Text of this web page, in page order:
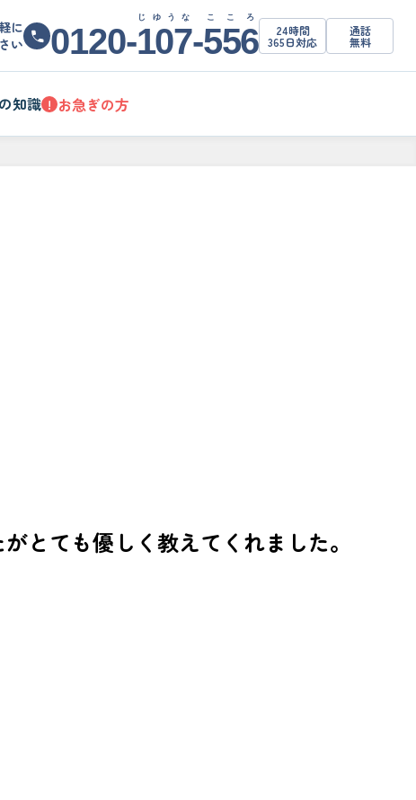
に
い
0120-107
じゆうな
-556
こころ
24時間
365日対応
通話
無料
知識 ! お急ぎの方
とても優しく教えてくれました。